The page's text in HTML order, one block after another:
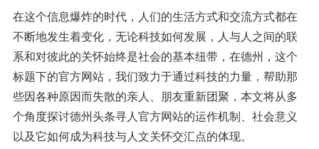
在这个信息爆炸的时代，人们的生活方式和交流方式都在
不断地发生着变化，无论科技如何发展，人与人之间的联
系和对彼此的关怀始终是社会的基本纽带，在德州，这个
标题下的官方网站，我们致力于通过科技的力量，帮助那
些因各种原因而失散的亲人、朋友重新团聚，本文将从多
个角度探讨德州头条寻人官方网站的运作机制、社会意义
以及它如何成为科技与人文关怀交汇点的体现。